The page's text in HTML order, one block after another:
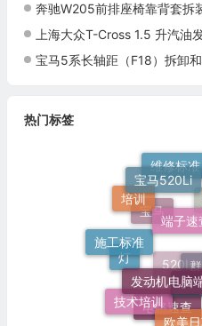
奔驰W205前排座椅靠背套拆装：
上海大众T-Cross 1.5 升汽油
宝马5系长轴距（F18）拆卸和安装或更新左
热门标签
宝马520Li
端子速
维修标准
培训
施工标准
发动机电脑
宝马
灯
技术培训
欧美
520Li
电路速查